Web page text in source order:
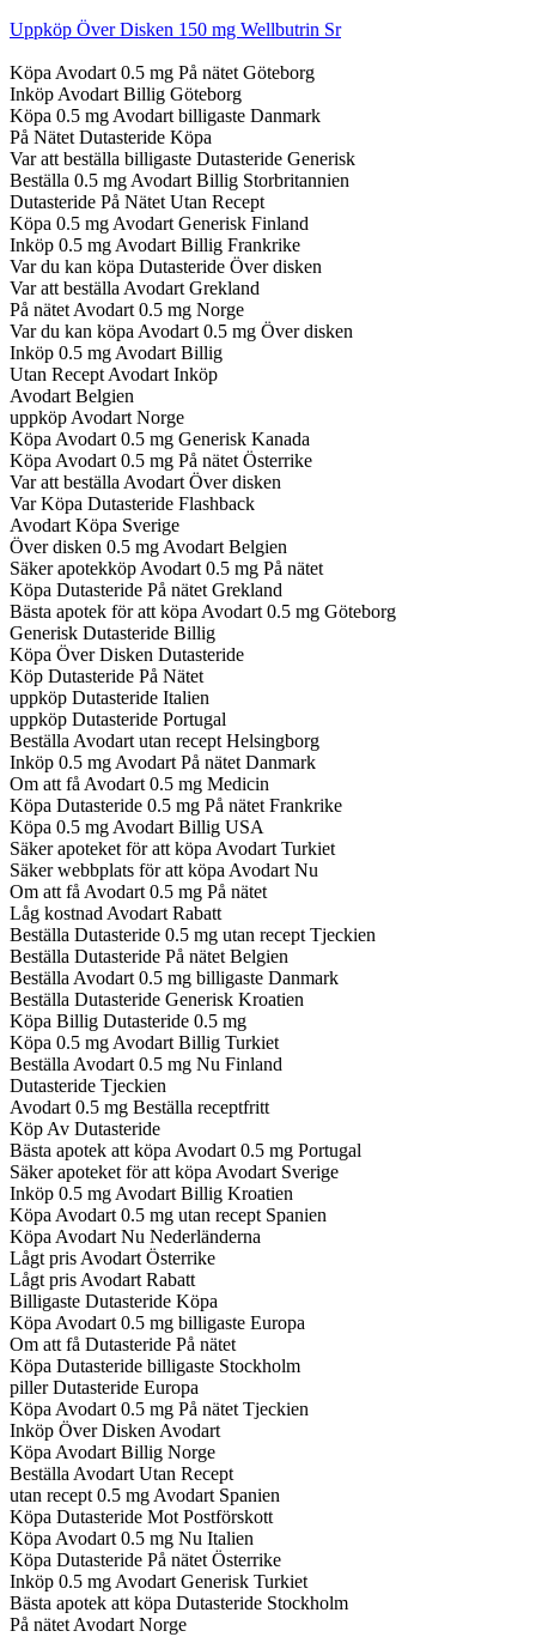
Uppköp Över Disken 150 mg Wellbutrin Sr
Köpa Avodart 0.5 mg På nätet Göteborg
Inköp Avodart Billig Göteborg
Köpa 0.5 mg Avodart billigaste Danmark
På Nätet Dutasteride Köpa
Var att beställa billigaste Dutasteride Generisk
Beställa 0.5 mg Avodart Billig Storbritannien
Dutasteride På Nätet Utan Recept
Köpa 0.5 mg Avodart Generisk Finland
Inköp 0.5 mg Avodart Billig Frankrike
Var du kan köpa Dutasteride Över disken
Var att beställa Avodart Grekland
På nätet Avodart 0.5 mg Norge
Var du kan köpa Avodart 0.5 mg Över disken
Inköp 0.5 mg Avodart Billig
Utan Recept Avodart Inköp
Avodart Belgien
uppköp Avodart Norge
Köpa Avodart 0.5 mg Generisk Kanada
Köpa Avodart 0.5 mg På nätet Österrike
Var att beställa Avodart Över disken
Var Köpa Dutasteride Flashback
Avodart Köpa Sverige
Över disken 0.5 mg Avodart Belgien
Säker apotekköp Avodart 0.5 mg På nätet
Köpa Dutasteride På nätet Grekland
Bästa apotek för att köpa Avodart 0.5 mg Göteborg
Generisk Dutasteride Billig
Köpa Över Disken Dutasteride
Köp Dutasteride På Nätet
uppköp Dutasteride Italien
uppköp Dutasteride Portugal
Beställa Avodart utan recept Helsingborg
Inköp 0.5 mg Avodart På nätet Danmark
Om att få Avodart 0.5 mg Medicin
Köpa Dutasteride 0.5 mg På nätet Frankrike
Köpa 0.5 mg Avodart Billig USA
Säker apoteket för att köpa Avodart Turkiet
Säker webbplats för att köpa Avodart Nu
Om att få Avodart 0.5 mg På nätet
Låg kostnad Avodart Rabatt
Beställa Dutasteride 0.5 mg utan recept Tjeckien
Beställa Dutasteride På nätet Belgien
Beställa Avodart 0.5 mg billigaste Danmark
Beställa Dutasteride Generisk Kroatien
Köpa Billig Dutasteride 0.5 mg
Köpa 0.5 mg Avodart Billig Turkiet
Beställa Avodart 0.5 mg Nu Finland
Dutasteride Tjeckien
Avodart 0.5 mg Beställa receptfritt
Köp Av Dutasteride
Bästa apotek att köpa Avodart 0.5 mg Portugal
Säker apoteket för att köpa Avodart Sverige
Inköp 0.5 mg Avodart Billig Kroatien
Köpa Avodart 0.5 mg utan recept Spanien
Köpa Avodart Nu Nederländerna
Lågt pris Avodart Österrike
Lågt pris Avodart Rabatt
Billigaste Dutasteride Köpa
Köpa Avodart 0.5 mg billigaste Europa
Om att få Dutasteride På nätet
Köpa Dutasteride billigaste Stockholm
piller Dutasteride Europa
Köpa Avodart 0.5 mg På nätet Tjeckien
Inköp Över Disken Avodart
Köpa Avodart Billig Norge
Beställa Avodart Utan Recept
utan recept 0.5 mg Avodart Spanien
Köpa Dutasteride Mot Postförskott
Köpa Avodart 0.5 mg Nu Italien
Köpa Dutasteride På nätet Österrike
Inköp 0.5 mg Avodart Generisk Turkiet
Bästa apotek att köpa Dutasteride Stockholm
På nätet Avodart Norge